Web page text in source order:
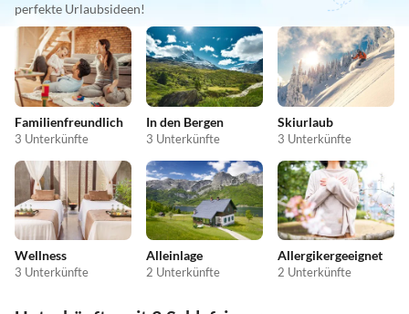
perfekte Urlaubsideen!
Familienfreundlich
3 Unterkünfte
In den Bergen
3 Unterkünfte
Skiurlaub
3 Unterkünfte
Wellness
3 Unterkünfte
Alleinlage
2 Unterkünfte
Allergikergeeignet
2 Unterkünfte